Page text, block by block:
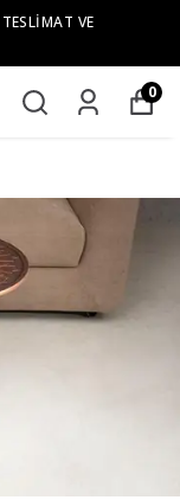
VE
0